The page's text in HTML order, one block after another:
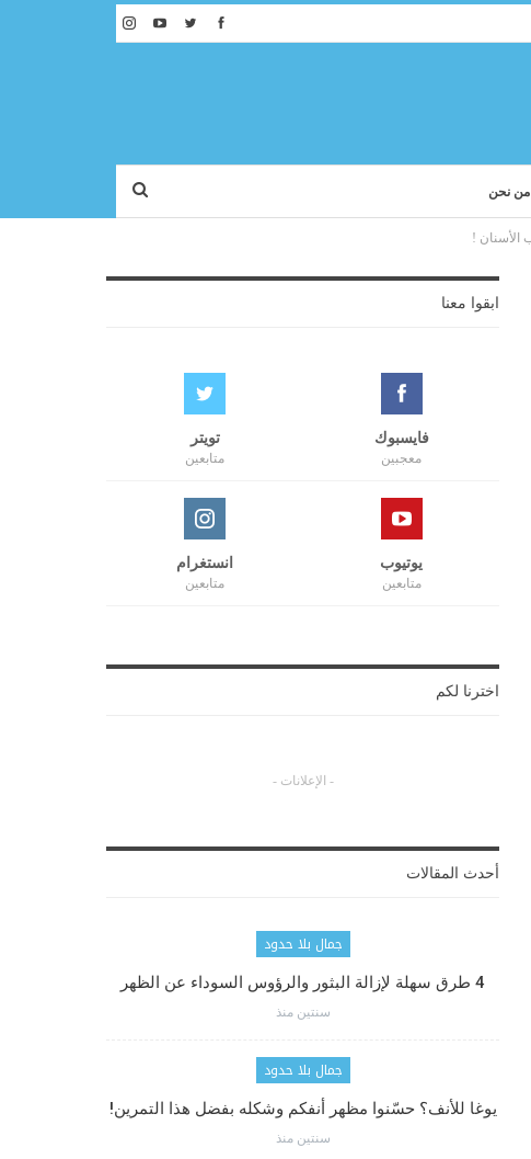
من نحن
ابقوا معنا
فايسبوك
معجبين
تويتر
متابعين
يوتيوب
متابعين
انستغرام
متابعين
اخترنا لكم
- الإعلانات -
أحدث المقالات
جمال بلا حدود
4 طرق سهلة لإزالة البثور والرؤوس السوداء عن الظهر
سنتين منذ
جمال بلا حدود
يوغا للأنف؟ حسّنوا مظهر أنفكم وشكله بفضل هذا التمرين!
سنتين منذ